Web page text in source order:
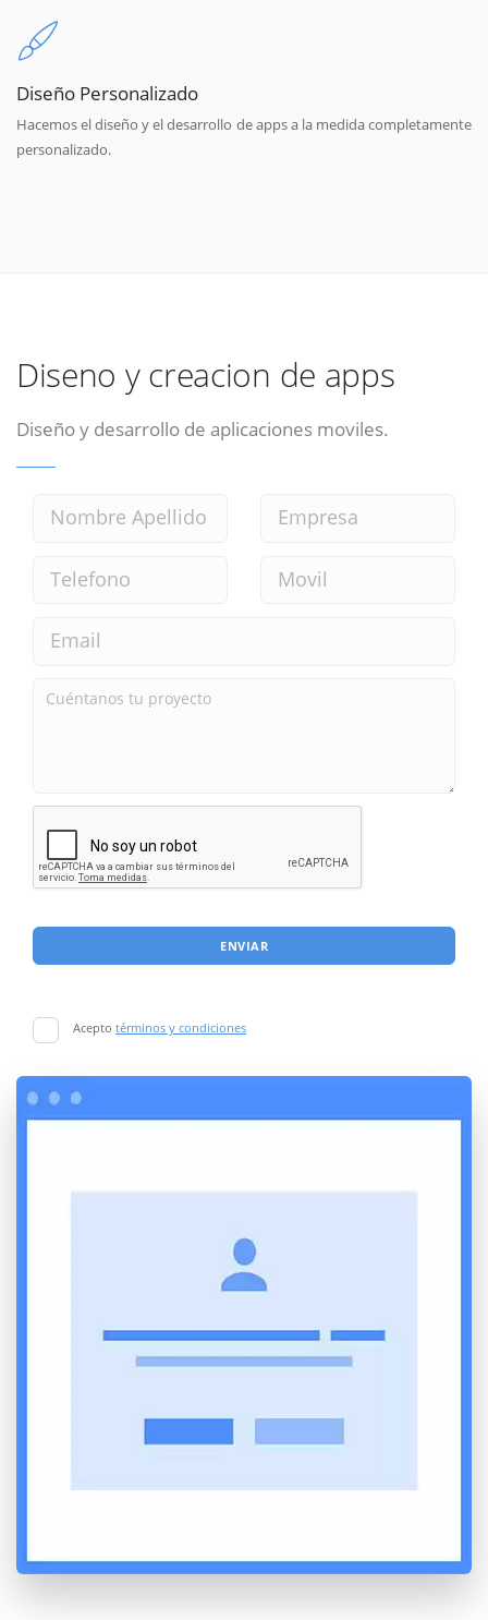
Diseño Personalizado
Hacemos el diseño y el desarrollo de apps a la medida completamente
personalizado.
Diseno y creacion de apps
Diseño y desarrollo de aplicaciones moviles.
ENVIAR
Acepto términos y condiciones